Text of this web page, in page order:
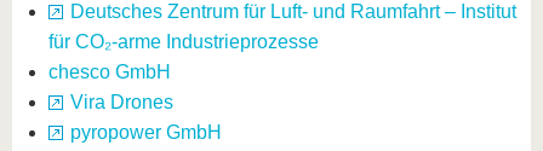
Deutsches Zentrum für Luft- und Raumfahrt – Institut
für CO₂-arme Industrieprozesse
chesco GmbH
Vira Drones
pyropower GmbH